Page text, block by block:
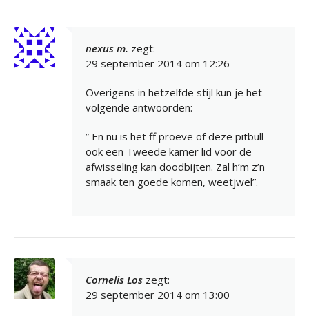
nexus m. zegt:
29 september 2014 om 12:26
Overigens in hetzelfde stijl kun je het
volgende antwoorden:
” En nu is het ff proeve of deze pitbull
ook een Tweede kamer lid voor de
afwisseling kan doodbijten. Zal h’m z’n
smaak ten goede komen, weetjwel”.
Cornelis Los zegt:
29 september 2014 om 13:00